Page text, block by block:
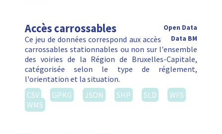
Accès carrossables
Open Data
Data BM
Ce jeu de données correspond aux accès
carrossables stationnables ou non sur l'ensemble
des voiries de la Région de Bruxelles-Capitale,
catégorisée selon le type de réglement,
l'orientation et la situation.
CSV
GPKG JSON SHP SLD
WFS
WMS